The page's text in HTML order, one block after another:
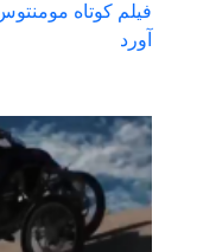
فیلم کوتاه
آورد